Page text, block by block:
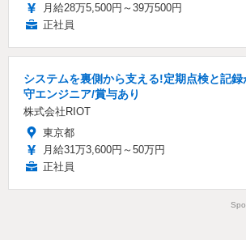
月給28万5,500円～39万500円
正社員
システムを裏側から支える!定期点検と記
守エンジニア/賞与あり
株式会社RIOT
東京都
月給31万3,600円～50万円
正社員